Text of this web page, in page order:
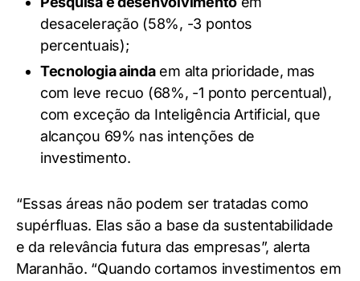
desaceleração (58%, -3 pontos
percentuais);
Tecnologia aindaem alta prioridade, mas
com leve recuo (68%, -1 ponto percentual),
com exceção da Inteligência Artificial, que
alcançou 69% nas intenções de
investimento.
“Essas áreas não podem ser tratadas como
supérfluas. Elas são a base da sustentabilidade
e da relevância futura das empresas”, alerta
Maranhão. “Quando cortamos investimentos em